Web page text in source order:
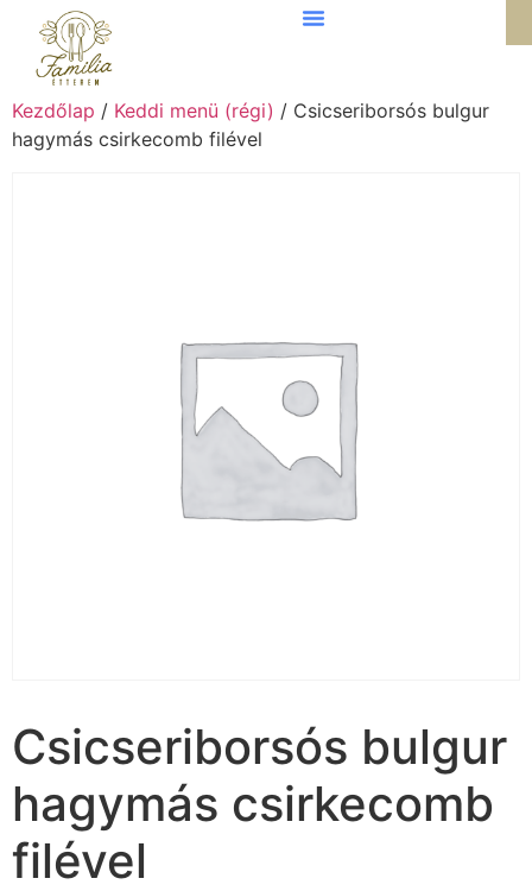
Kezdőlap / Keddi menü (régi) / Csicseriborsós bulgur
hagymás csirkecomb filével
Csicseriborsós bulgur
hagymás csirkecomb
filével